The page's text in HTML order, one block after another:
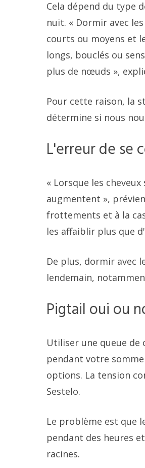
Cela dépend du type
nuit. « Dormir avec
courts ou moyens et
longs, bouclés ou
plus de nœuds »,
Pour cette raison, la
détermine si nous
L'erreur de se
« Lorsque les
augmentent »,
frottements et à la
les affaiblir plus que
De plus, dormir avec
lendemain,
Pigtail oui ou
Utiliser une queue de
pendant votre
options. La tension
Sestelo.
Le problème est que
pendant des heures
racines.